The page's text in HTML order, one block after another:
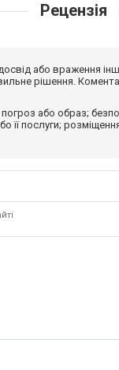
Рецензія
або враження
рішення.
або образ;
її послуги;